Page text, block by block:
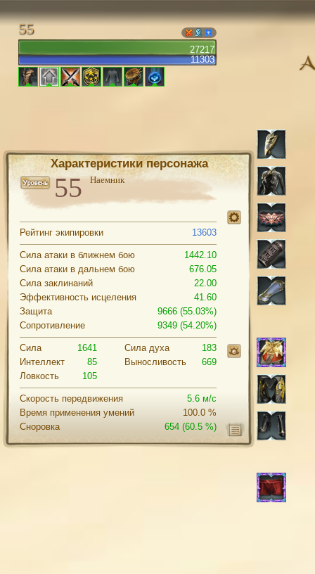
27217
11303
55
Характеристики персонажа
Наемник
Рейтинг экипировки 13603
Сила атаки в ближнем бою
1442.10
Сила атаки в дальнем бою
676.05
Сила заклинаний
22.00
Эффективность исцеления
41.60
Защита
9666 (55.03%)
Сопротивление
9349 (54.20%)
Сила
1641
Интеллект
85
Ловкость
105
Cила духа
183
Выносливость
669
Скорость передвижения
5.6 м/с
Время применения умений
100.0 %
Сноровка
(60.5 %)
654